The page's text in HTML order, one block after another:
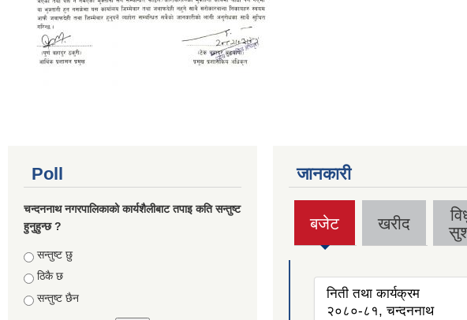
Poll
चन्दननाथ नगरपालिकाको कार्यशैलीबाट तपाइ कति सन्तुष्ट
हुनुहुन्छ ?
Choices
सन्तुष्ट छु
ठिकै छ
सन्तुष्ट छैन
जानकारी
बजेट
(active
tab)
खरीद
निती तथा कार्यक्रम
२०८०-८१, चन्दननाथ